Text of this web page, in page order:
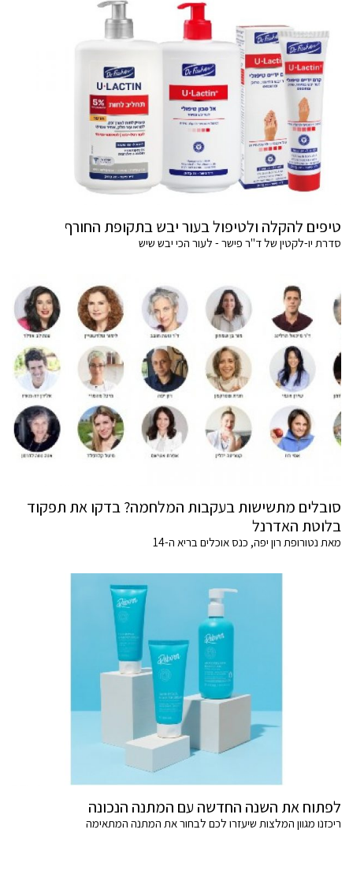
טיפים להקלה ולטיפול בעור יבש בתקופת החורף
סדרת יו-לקטין של ד"ר פישר - לעור הכי יבש שיש
סובלים מתשישות בעקבות המלחמה? בדקו את תפקוד
בלוטת האדרנל
מאת נטורופת רון יפה, כנס אוכלים בריא ה-14
לפתוח את השנה החדשה עם המתנה הנכונה
ריכזנו מגוון המלצות שיעזרו לכם לבחור את המתנה המתאימה